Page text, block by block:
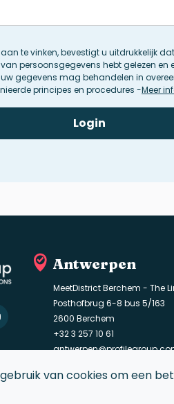
te vinken, bevestigt u uitdrukkelijk
persoonsgegevens hebt gelezen en
gegevens mag behandelen in
principes en procedures -Meer
Login
Antwerpen
MeetDistrict Berchem - The
Posthofbrug 6-8 bus 5/163
2600 Berchem
+32 3 257 10 61
van cookies om een